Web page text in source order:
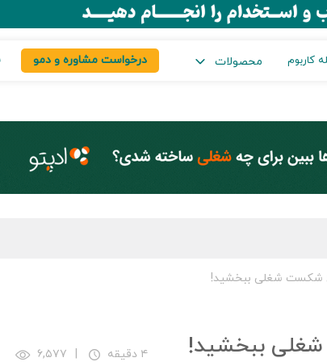
کاربوم محصولات درخواست مشاوره و دمو
شکست شغلی ببخشید!
شغلی ببخشید! ۴ دقیقه | ۶,۵۷۷